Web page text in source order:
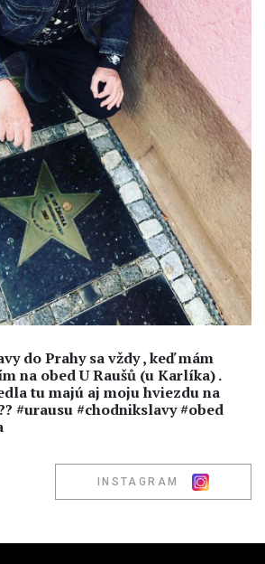
do Prahy sa vždy , keď mám
na obed U Raušů (u Karlíka) .
tu majú aj moju hviezdu na
#urausu #chodnikslavy #obed
INSTAGRAM